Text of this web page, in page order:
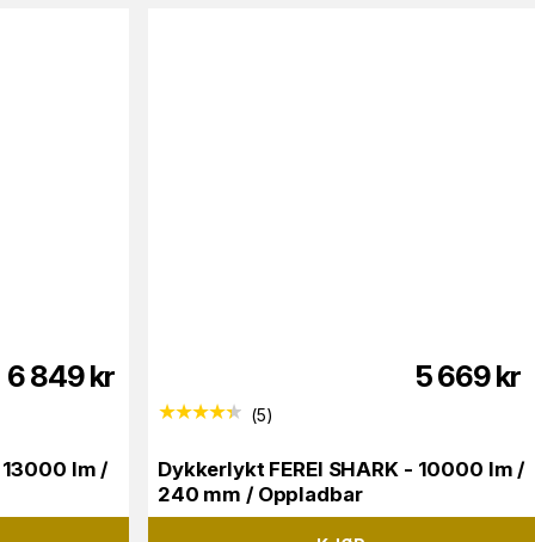
6 849kr
13000 lm /
5 669kr
(5)
Dykkerlykt FEREI SHARK - 10000 lm /
240 mm / Oppladbar